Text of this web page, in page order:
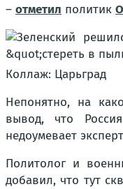
– отметил политик
Коллаж: Царьград
Непонятно, на
вывод, что
недоумевает
Политолог и
добавил, что тут